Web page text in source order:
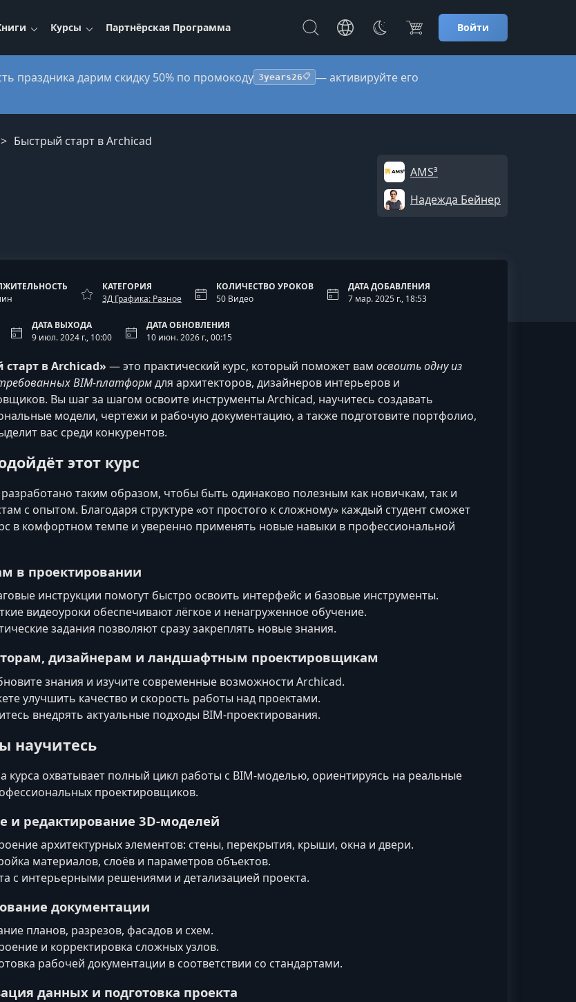
Курсы Партнёрская Программа Войти
праздника дарим скидку 50% по промокоду 3years26📋 — активируйте его
Быстрый старт в Archicad
AMS³
Надежда Бейнер
КАТЕГОРИЯ
3Д Графика: Разное
КОЛИЧЕСТВО УРОКОВ
50 Видео
ДАТА ДОБАВЛЕНИЯ
7 мар. 2025 г., 18:53
ДАТА ВЫХОДА
9 июл. 2024 г., 10:00
ДАТА ОБНОВЛЕНИЯ
10 июн. 2026 г., 00:15
в Archicad» — это практический курс, который поможет вам освоить одну из
BIM‑платформдля архитекторов, дизайнеров интерьеров и
Вы шаг за шагом освоите инструменты Archicad, научитесь создавать
модели, чертежи и рабочую документацию, а также подготовите портфолио,
вас среди конкурентов.
этот курс
таким образом, чтобы быть одинаково полезным как новичкам, так и
с опытом. Благодаря структуре «от простого к сложному» каждый студент сможет
в комфортном темпе и уверенно применять новые навыки в профессиональной
в проектировании
инструкции помогут быстро освоить интерфейс и базовые инструменты.
видеоуроки обеспечивают лёгкое и ненагруженное обучение.
задания позволяют сразу закреплять новые знания.
дизайнерам и ландшафтным проектировщикам
знания и изучите современные возможности Archicad.
улучшить качество и скорость работы над проектами.
внедрять актуальные подходы BIM‑проектирования.
научитесь
курса охватывает полный цикл работы с BIM‑моделью, ориентируясь на реальные
проектировщиков.
и редактирование 3D‑моделей
архитектурных элементов: стены, перекрытия, крыши, окна и двери.
материалов, слоёв и параметров объектов.
с интерьерными решениями и детализацией проекта.
документации
планов, разрезов, фасадов и схем.
и корректировка сложных узлов.
рабочей документации в соответствии со стандартами.
данных и подготовка проекта